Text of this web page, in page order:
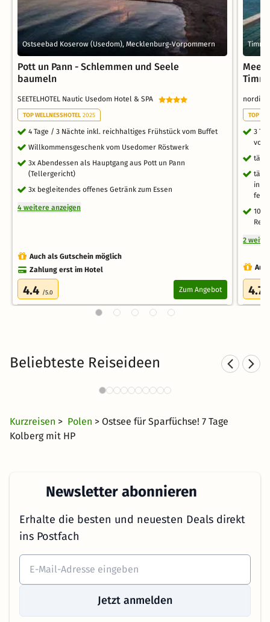
Ostseebad Koserow (Usedom), Mecklenburg-Vorpommern
Pott un Pann - Schlemmen und Seele
baumeln
SEETELHOTEL Nautic Usedom Hotel & SPA
TOP WELLNESSHOTEL 2025
4 Tage / 3 Nächte inkl. reichhaltiges Frühstück vom Buffet
Willkommensgeschenk vom Usedomer Röstwerk
3x Abendessen als Hauptgang aus Pott un Pann
(Tellergericht)
3x begleitendes offenes Getränk zum Essen
4 weitere anzeigen
Auch als Gutschein möglich
Zahlung erst im Hotel
4.4 /5.0 Zum Angebot
Meer
TOP
3
vom
10
2
4.7
Beliebteste Reiseideen
Wellnesshotels in Kolberg
131 Angebote
Kurzreisen > Polen > Ostsee für Sparfüchse! 7 Tage
Kolberg mit HP
Newsletter abonnieren
Erhalte die besten und neuesten Deals direkt
ins Postfach
Jetzt anmelden